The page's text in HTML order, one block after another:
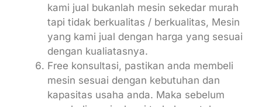
kami jual bukanlah mesin sekedar murah
tapi tidak berkualitas / berkualitas, Mesin
yang kami jual dengan harga yang sesuai
dengan kualiatasnya.
Free konsultasi, pastikan anda membeli
mesin sesuai dengan kebutuhan dan
kapasitas usaha anda. Maka sebelum